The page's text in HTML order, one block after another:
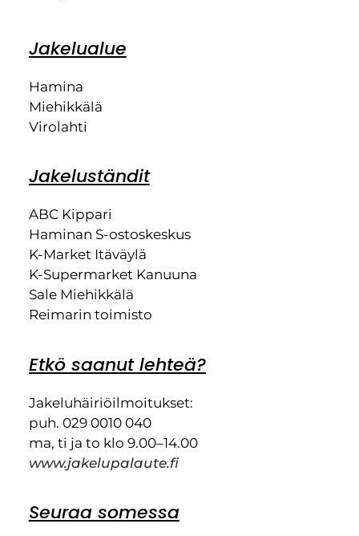
Jakelualue
Hamina
Miehikkälä
Virolahti
Jakeluständit
ABC Kippari
Haminan S-ostoskeskus
K-Market Itäväylä
K-Supermarket Kanuuna
Sale Miehikkälä
Reimarin toimisto
Etkö saanut lehteä?
Jakeluhäiriöilmoitukset:
puh. 029 0010 040
ma, ti ja to klo 9.00–14.00
www.jakelupalaute.fi
Seuraa somessa